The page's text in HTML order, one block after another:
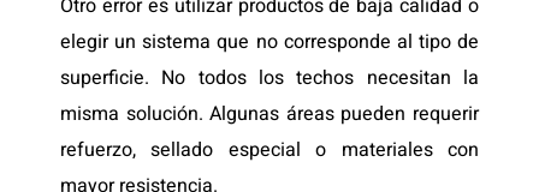
Otro error es utilizar productos de baja calidad o
elegir un sistema que no corresponde al tipo de
superficie. No todos los techos necesitan la
misma solución. Algunas áreas pueden requerir
refuerzo, sellado especial o materiales con
mayor resistencia.